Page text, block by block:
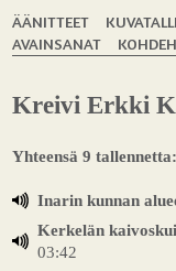
ÄÄNITTEET
AVAINSANAT
Kreivi Erkki
Yhteensä 9 tallennetta:
Inarin kunnan
Kerkelän
03:42